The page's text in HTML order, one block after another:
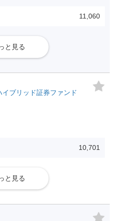
11,060
と見る
ブリッド証券ファンド
10,701
と見る